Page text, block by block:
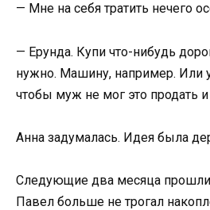
— Мне на себя тратить нечего
— Ерунда. Купи что-нибудь
нужно. Машину, например. Или
чтобы муж не мог это продать
Анна задумалась. Идея была
Следующие два месяца
Павел больше не трогал